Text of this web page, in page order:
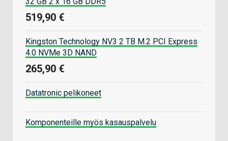
519,90 €
Kingston Technology NV3 2 TB M.2 PCI Express
4.0 NVMe 3D NAND
265,90 €
Datatronic pelikoneet
Komponenteille myös kasauspalvelu